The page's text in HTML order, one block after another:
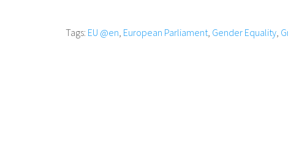
Tags: EU @en, European Parliament, Gender Equality,